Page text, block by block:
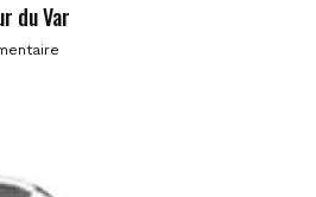
du Var